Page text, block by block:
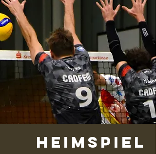
Heimspiel